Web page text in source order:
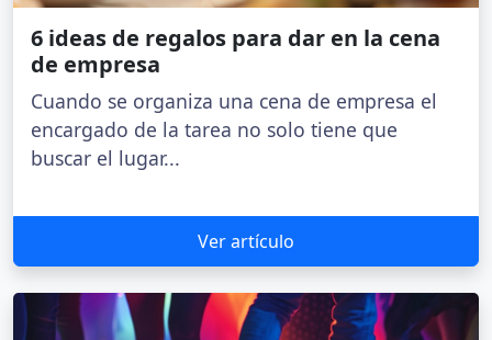
6 ideas de regalos para dar en la cena
de empresa
Cuando se organiza una cena de empresa el
encargado de la tarea no solo tiene que
buscar el lugar...
Ver artículo